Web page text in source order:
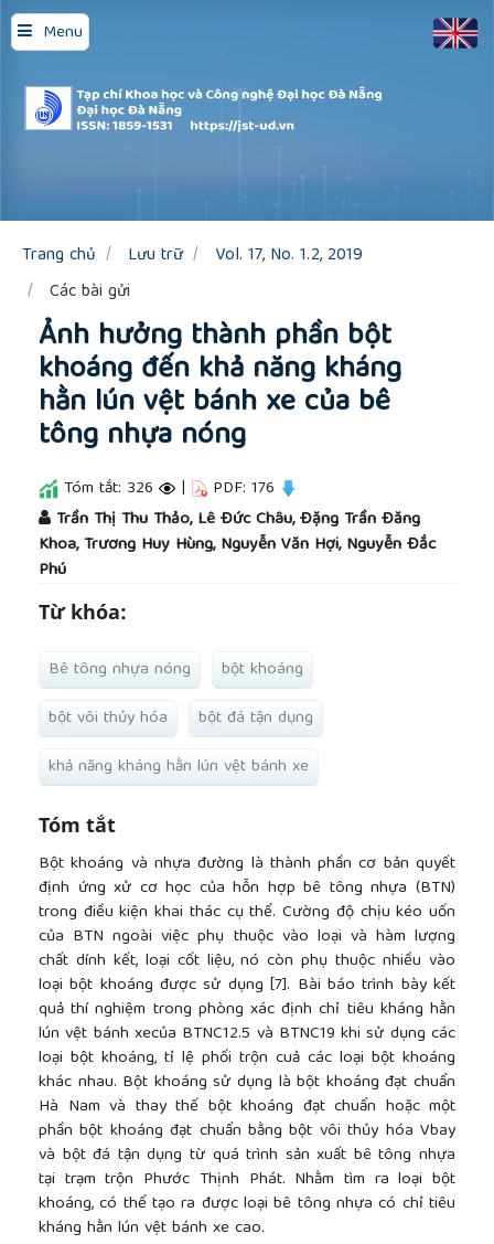
Menu
Quick
jump
to
page
content
Main
Sidebar
Trang chủ Lưu trữ
Vol. 17, No. 1.2, 2019
Các bài gửi
Ảnh hưởng thành phần bột
khoáng đến khả năng kháng
hằn lún vệt bánh xe của bê
tông nhựa nóng
Tóm tắt: 326 | PDF: 176
Trần Thị Thu Thảo, Lê Đức Châu, Đặng Trần Đăng
Khoa, Trương Huy Hùng, Nguyễn Văn Hợi, Nguyễn Đắc
Phú
Từ khóa:
Bê tông nhựa nóng
bột khoáng
bột vôi thủy hóa
bột đá tận dụng
khả năng kháng hằn lún vệt bánh xe
Tóm tắt
Bột khoáng và nhựa đường là thành phần cơ bản quyết
định ứng xử cơ học của hỗn hợp bê tông nhựa (BTN)
trong điều kiện khai thác cụ thể. Cường độ chịu kéo uốn
của BTN ngoài việc phụ thuộc vào loại và hàm lượng
chất dính kết, loại cốt liệu, nó còn phụ thuộc nhiều vào
loại bột khoáng được sử dụng [7]. Bài báo trình bày kết
quả thí nghiệm trong phòng xác định chỉ tiêu kháng hằn
lún vệt bánh xecủa BTNC12.5 và BTNC19 khi sử dụng các
loại bột khoáng, tỉ lệ phối trộn cuả các loại bột khoáng
khác nhau. Bột khoáng sử dụng là bột khoáng đạt chuẩn
Hà Nam và thay thế bột khoáng đạt chuẩn hoặc một
phần bột khoáng đạt chuẩn bằng bột vôi thủy hóa Vbay
và bột đá tận dụng từ quá trình sản xuất bê tông nhựa
tại trạm trộn Phước Thịnh Phát. Nhằm tìm ra loại bột
khoáng, có thể tạo ra được loại bê tông nhựa có chỉ tiêu
kháng hằn lún vệt bánh xe cao.